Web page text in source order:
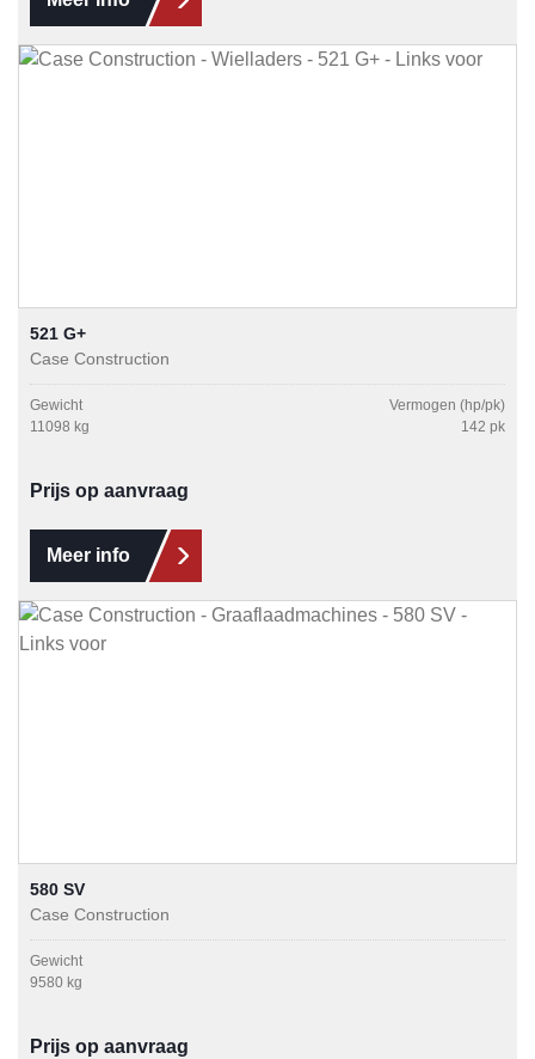
521 G+
Case Construction
Gewicht
11098 kg
Vermogen (hp/pk)
142 pk
Prijs op aanvraag
Meer info
580 SV
Case Construction
Gewicht
9580 kg
Prijs op aanvraag